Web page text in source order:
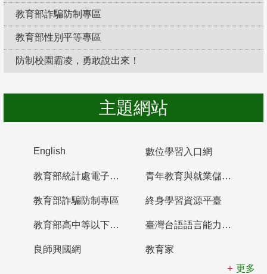
教育部詐騙防制專區
教育部性別平等專區
防制校園霸凌，勇敢說出來！
主題網站
English 數位學習入口網
教育部統計處電子書櫃 青年教育與就業儲蓄帳戶
教育部詐騙防制專區 終身學習資源平臺
教育部高中等以下學校及幼兒園教師資格檢定考試 臺灣台語語言能力認證網站
良師興國網
教育家
更多